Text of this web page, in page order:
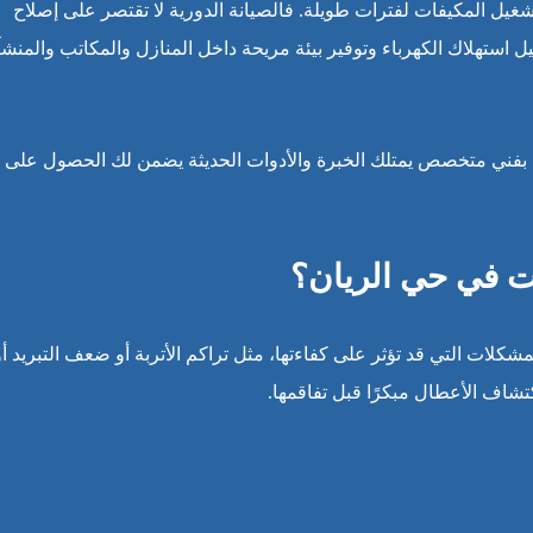
المكيفات لفترات طويلة. فالصيانة الدورية لا تقتصر على إصلاح
الكهرباء وتوفير بيئة مريحة داخل المنازل والمكاتب
متخصص يمتلك الخبرة والأدوات الحديثة يضمن لك الحصول على
في حي الريان؟
التي قد تؤثر على كفاءتها، مثل تراكم الأتربة أو ضعف التبريد
الأعطال مبكرًا قبل تفاقمها.